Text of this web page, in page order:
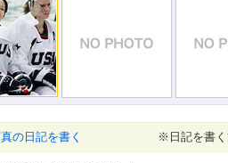
の日記を書く ※日記を書